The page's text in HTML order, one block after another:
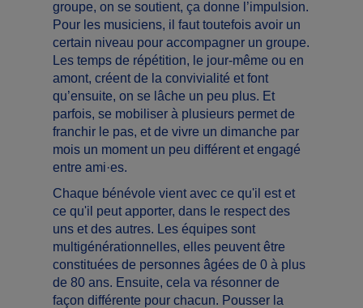
groupe, on se soutient, ça donne l’impulsion.
Pour les musiciens, il faut toutefois avoir un
certain niveau pour accompagner un groupe.
Les temps de répétition, le jour-même ou en
amont, créent de la convivialité et font
qu’ensuite, on se lâche un peu plus. Et
parfois, se mobiliser à plusieurs permet de
franchir le pas, et de vivre un dimanche par
mois un moment un peu différent et engagé
entre ami·es.
Chaque bénévole vient avec ce qu'il est et
ce qu'il peut apporter, dans le respect des
uns et des autres. Les équipes sont
multigénérationnelles, elles peuvent être
constituées de personnes âgées de 0 à plus
de 80 ans. Ensuite, cela va résonner de
façon différente pour chacun. Pousser la